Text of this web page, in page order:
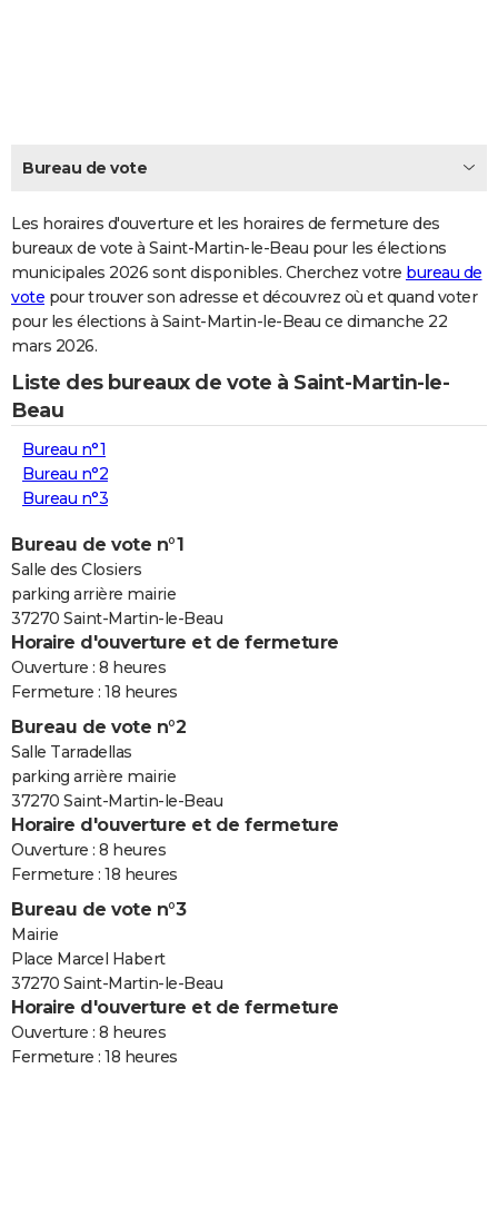
CARTE DE VOEUX
Dictionnaire
Biographies
Citations
Expressions
Proverbes
PROGRAMME TV
COPAINS D'AVANT
S'inscrire
Se connecter
Lycées
Collèges
Primaires
Universités
Entreprises
Service militaire
Avis de recherche
AVIS DE DÉCÈS
FORUM
Bricolage
Lifestyle
Culture
Sport
Auto
Television
Voyage
Cinema
Bureau de vote
Les horaires d'ouverture et les horaires de fermeture des
bureaux de vote à Saint-Martin-le-Beau pour les élections
municipales 2026 sont disponibles. Cherchez votre bureau de
vote pour trouver son adresse et découvrez où et quand voter
pour les élections à Saint-Martin-le-Beau ce dimanche 22
mars 2026.
Liste des bureaux de vote à Saint-Martin-le-
Beau
Bureau n°1
Bureau n°2
Bureau n°3
Bureau de vote n°1
Salle des Closiers
parking arrière mairie
37270 Saint-Martin-le-Beau
Horaire d'ouverture et de fermeture
Ouverture : 8 heures
Fermeture : 18 heures
Bureau de vote n°2
Salle Tarradellas
parking arrière mairie
37270 Saint-Martin-le-Beau
Horaire d'ouverture et de fermeture
Ouverture : 8 heures
Fermeture : 18 heures
Bureau de vote n°3
Mairie
Place Marcel Habert
37270 Saint-Martin-le-Beau
Horaire d'ouverture et de fermeture
Ouverture : 8 heures
Fermeture : 18 heures